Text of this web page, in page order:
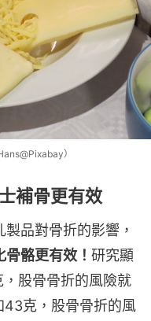
）
補骨更有效
品對骨折的影響，
骼更有效！ 研究顯
股骨骨折的風險就
43克，股骨骨折的風